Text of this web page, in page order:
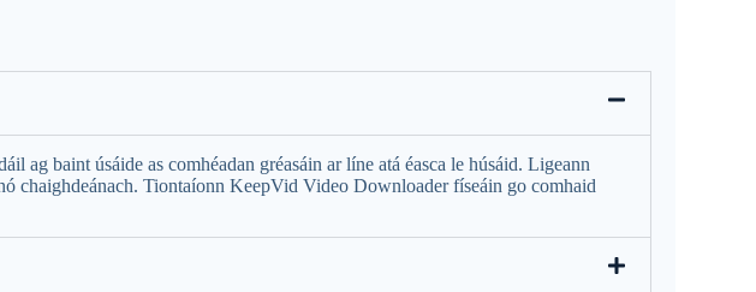
ag baint úsáide as comhéadan gréasáin ar líne atá éasca le húsáid. Ligeann
chaighdeánach. Tiontaíonn KeepVid Video Downloader físeáin go comhaid